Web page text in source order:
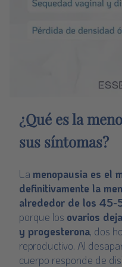
¿Qué es la
sus síntomas?
La menopausia es el
definitivamente la
alrededor de los 45-
porque los ovarios
y progesterona, dos
reproductivo. Al
cuerpo responde de